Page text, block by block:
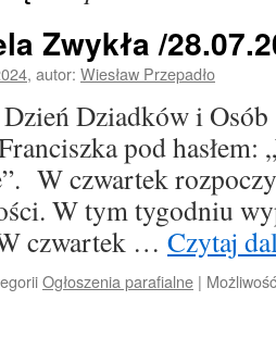
Zwykła /
, autor: Wiesław Przepadło
Dziadków i Osób
pod hasłem:
W czwartek
W tym tygodniu
czwartek … Czytaj
Ogłoszenia parafialne |